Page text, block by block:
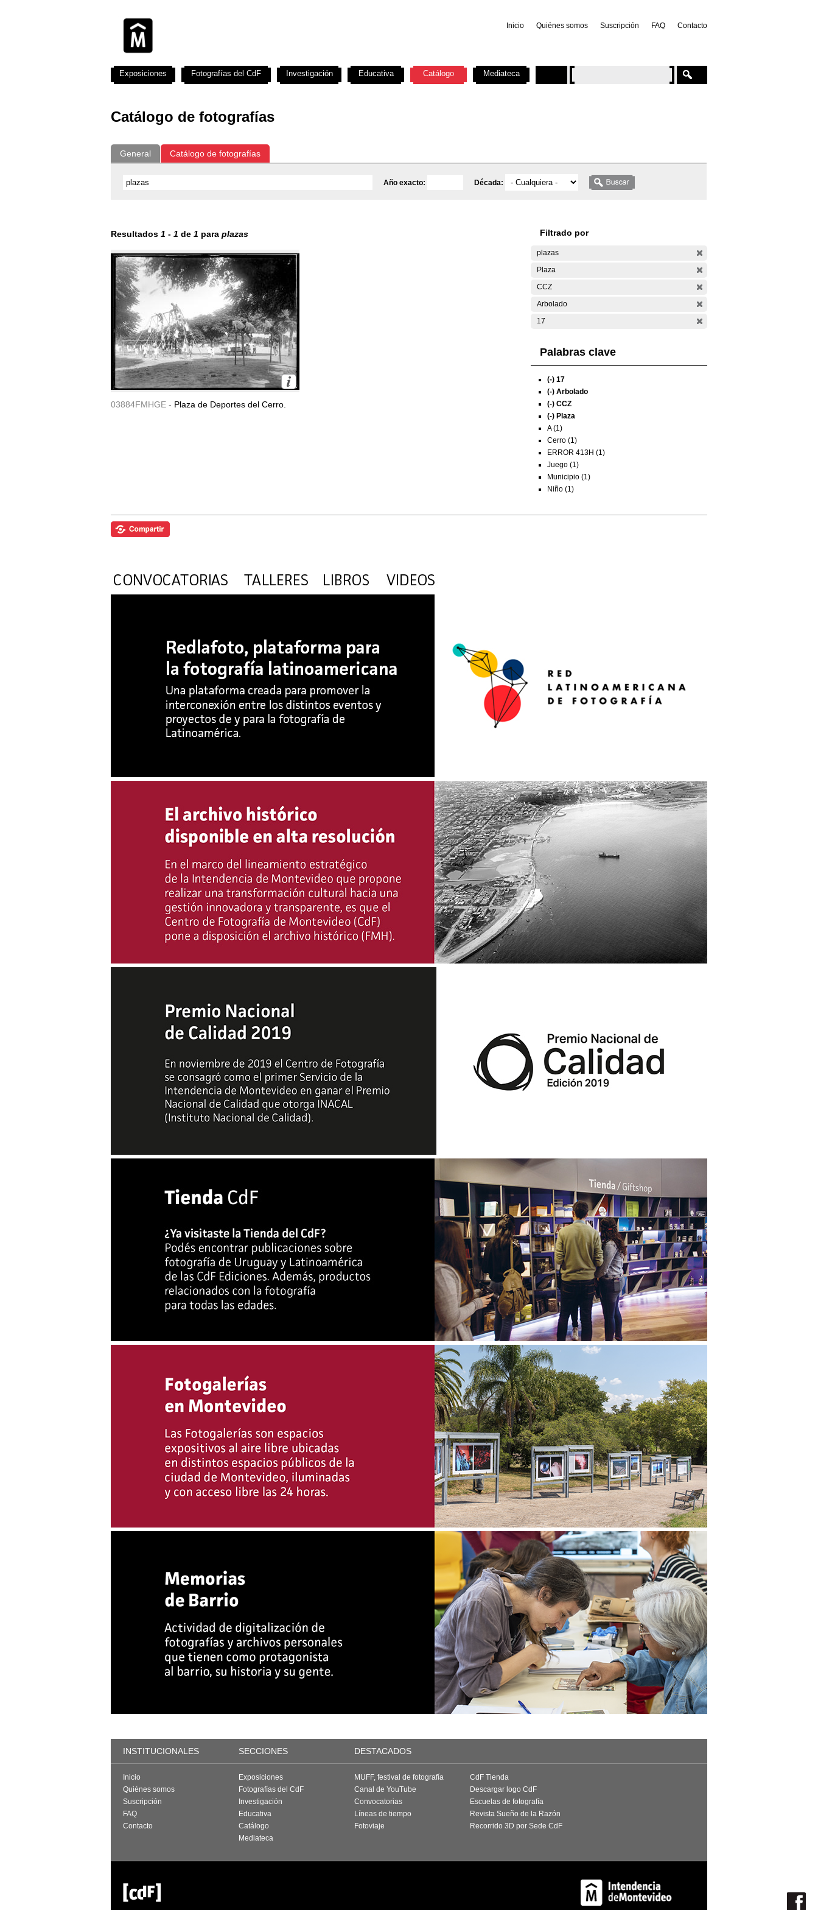
Inicio Quiénes somos Suscripción FAQ Contacto
Catálogo de fotografías
General Catálogo de fotografías
Año exacto: Década:
Resultados 1 - 1 de 1 para plazas
03884FMHGE - Plaza de Deportes del Cerro.
Filtrado por
plazas
Plaza
CCZ
Arbolado
17
Palabras clave
(-) 17
(-) Arbolado
(-) CCZ
(-) Plaza
A (1)
Cerro (1)
ERROR 413H (1)
Juego (1)
Municipio (1)
Niño (1)
Exposiciones Fotografías del CdF Investigación Educativa Catálogo Mediateca
INSTITUCIONALES SECCIONES DESTACADOS
Inicio
Quiénes somos
Suscripción
FAQ
Contacto
Exposiciones
Fotografías del CdF
Investigación
Educativa
Catálogo
Mediateca
MUFF, festival de fotografía
Canal de YouTube
Convocatorias
Líneas de tiempo
Fotoviaje
CdF Tienda
Descargar logo CdF
Escuelas de fotografía
Revista Sueño de la Razón
Recorrido 3D por Sede CdF